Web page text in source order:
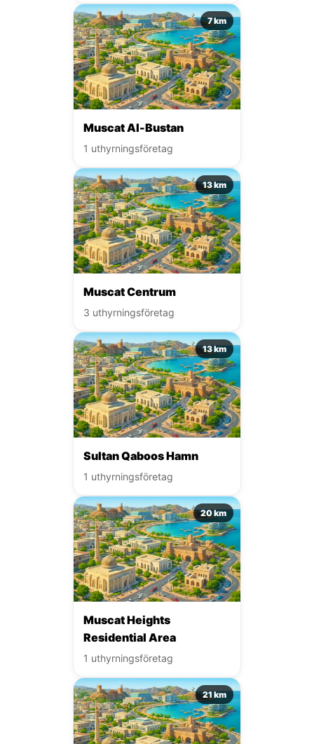
7 km
Muscat Al-Bustan
1 uthyrningsföretag
13 km
Muscat Centrum
3 uthyrningsföretag
13 km
Sultan Qaboos Hamn
1 uthyrningsföretag
20 km
Muscat Heights
Residential Area
1 uthyrningsföretag
21 km